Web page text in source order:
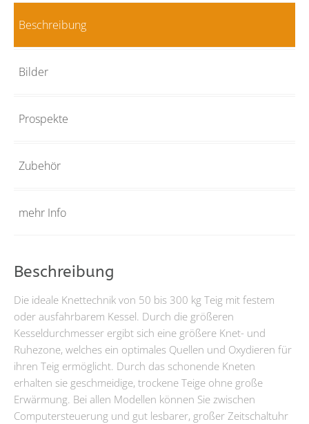
Beschreibung
Bilder
Prospekte
Zubehör
mehr Info
Beschreibung
Die ideale Knettechnik von 50 bis 300 kg Teig mit festem
oder ausfahrbarem Kessel. Durch die größeren
Kesseldurchmesser ergibt sich eine größere Knet- und
Ruhezone, welches ein optimales Quellen und Oxydieren für
ihren Teig ermöglicht. Durch das schonende Kneten
erhalten sie geschmeidige, trockene Teige ohne große
Erwärmung. Bei allen Modellen können Sie zwischen
Computersteuerung und gut lesbarer, großer Zeitschaltuhr